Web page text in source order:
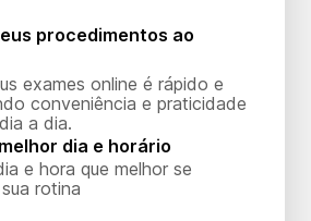
procedimentos ao
exames online é rápido e
conveniência e praticidade
a dia.
dia e horário
e hora que melhor se
rotina